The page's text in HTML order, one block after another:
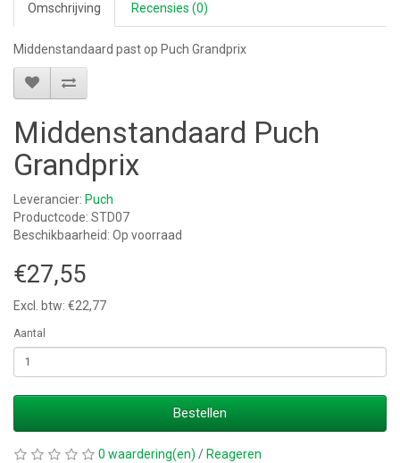
Omschrijving Recensies (0)
Middenstandaard past op Puch Grandprix
Middenstandaard Puch
Grandprix
Leverancier: Puch
Productcode: STD07
Beschikbaarheid: Op voorraad
€27,55
Excl. btw: €22,77
Aantal
Bestellen
0 waardering(en) / Reageren